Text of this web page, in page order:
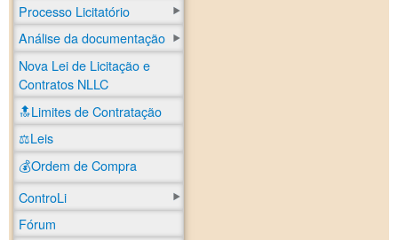
Processo Licitatório
Análise da documentação
Nova Lei de Licitação e
Contratos NLLC
🔝Limites de Contratação
⚖️Leis
💰Ordem de Compra
ControLi
Fórum